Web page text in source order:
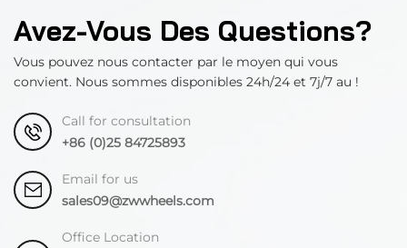
Avez-Vous Des Questions?
Vous pouvez nous contacter par le moyen qui vous
convient. Nous sommes disponibles 24h/24 et 7j/7 au !
Call for consultation
+86 (0)25 84725893
Email for us
sales09@zwwheels.com
Office Location